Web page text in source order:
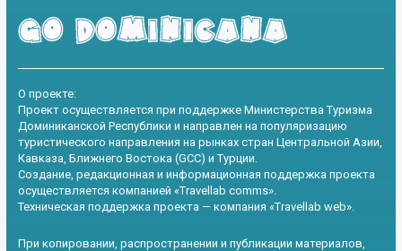
О проекте:
Проект осуществляется при поддержке Министерства Туризма
Доминиканской Республики и направлен на популяризацию
туристического направления на рынках стран Центральной Азии,
Кавказа, Ближнего Востока (GCC) и Турции.
Создание, редакционная и информационная поддержка проекта
осуществляется компанией «Travellab comms».
Техническая поддержка проекта — компания «Travellab web».
При копировании, распространении и публикации материалов,